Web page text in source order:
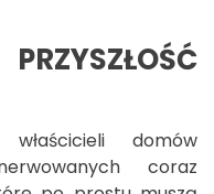
domów
coraz